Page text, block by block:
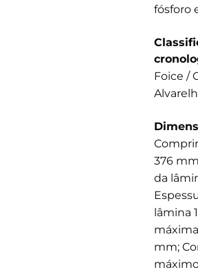
fósforo
Foice /
376
da
lâmina
mm;